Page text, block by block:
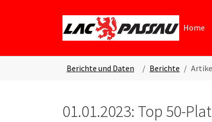
Home
Berichte und Daten Berichte
01.01.2023: Top 50-